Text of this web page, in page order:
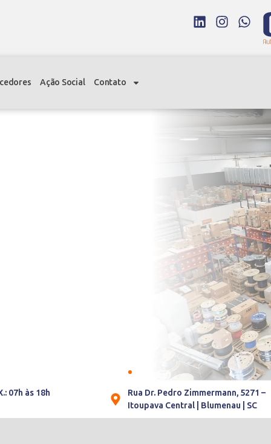
Ação Social Contato
Própria
7.342m²
07h às 18h
Rua Dr. Pedro Zimmermann, 5271 –
Itoupava Central | Blumenau | SC